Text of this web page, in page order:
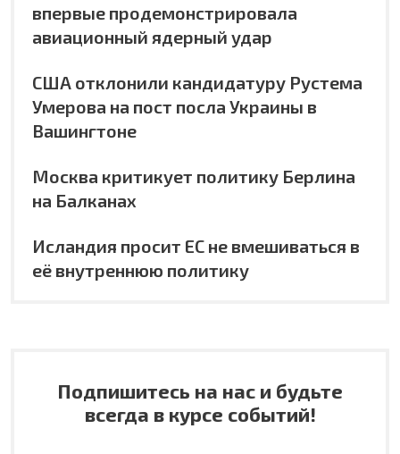
впервые продемонстрировала
авиационный ядерный удар
США отклонили кандидатуру Рустема
Умерова на пост посла Украины в
Вашингтоне
Москва критикует политику Берлина
на Балканах
Исландия просит ЕС не вмешиваться в
её внутреннюю политику
Подпишитесь на нас и будьте
всегда в курсе событий!